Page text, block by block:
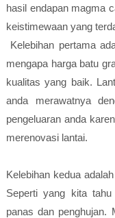
hasil endapan magma
keistimewaan yang
Kelebihan pertama
mengapa harga batu
kualitas yang baik.
anda merawatnya
pengeluaran anda
merenovasi lantai.
Kelebihan kedua
Seperti yang kita
panas dan penghujan.